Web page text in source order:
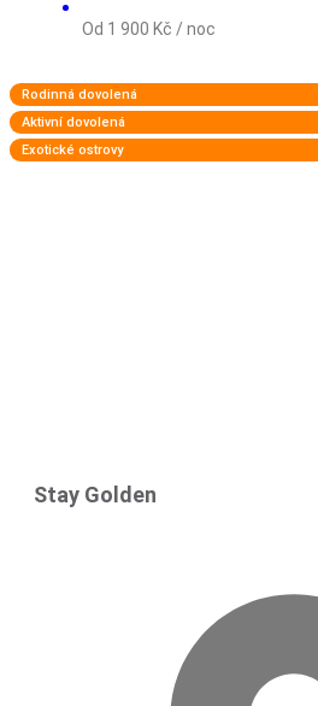
Od 1 900 Kč / noc
Rodinná dovolená
Aktivní dovolená
Exotické ostrovy
Stay Golden